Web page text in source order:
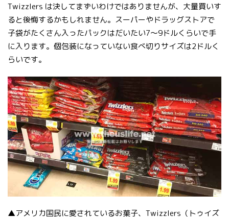
Twizzlers は決してまずいわけではありませんが、大量買いす
ると後悔するかもしれません。スーパーやドラッグストアで
子袋がたくさん入ったパックはだいたい7〜9ドルくらいで手
に入ります。個包装になっていない食べ切りサイズは2ドルく
らいです。
▲アメリカ国民に愛されているお菓子、Twizzlers（トゥイズ